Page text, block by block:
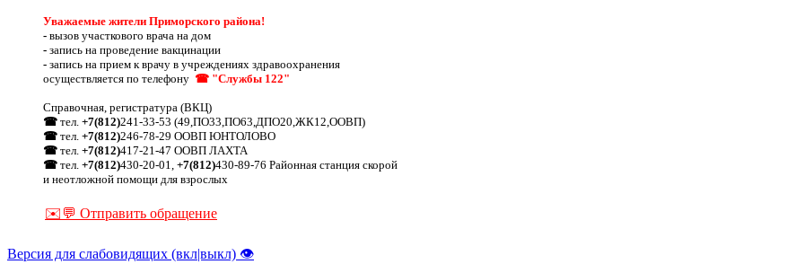
Уважаемые жители Приморского района!
- вызов участкового врача на дом
- запись на проведение вакцинации
- запись на прием к врачу в учреждениях здравоохранения
осуществляется по телефону ☎ "Службы 122"
Справочная, регистратура (ВКЦ)
☎ тел. +7(812)241-33-53 (49,ПО33,ПО63,ДПО20,ЖК12,ООВП)
☎ тел. +7(812)246-78-29 ООВП ЮНТОЛОВО
☎ тел. +7(812)417-21-47 ООВП ЛАХТА
☎ тел. +7(812)430-20-01, +7(812)430-89-76 Районная станция скорой
и неотложной помощи для взрослых
✉️💬 Отправить обращение
Версия для слабовидящих (вкл|выкл) 👁